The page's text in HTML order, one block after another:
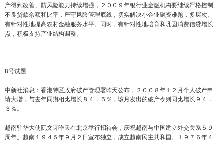
产得到改善、防风险能力持续增强，２００９年银行业金融机构要继续严格控制
不良贷款余额和比率，严守风险管理底线，切实解决小企业融资难题，多层次、
有针对性地提高农村金融服务水平。同时，有针对性地培育和巩固消费信贷增长
点，积极支持产业结构调整。
8号试题
中新社消息：香港特区政府破产管理署昨天公布，２００８年１２月个人破产申
请大增，与去年同期相比增长８４．５％，该月发出的破产令则同比增长９４．
３％。
越南驻华大使阮文诗昨天在北京举行招待会，庆祝越南与中国建立外交关系５９
周年。越南１９４５年９月２日宣布独立，成立越南民主共和国。１９７６年４